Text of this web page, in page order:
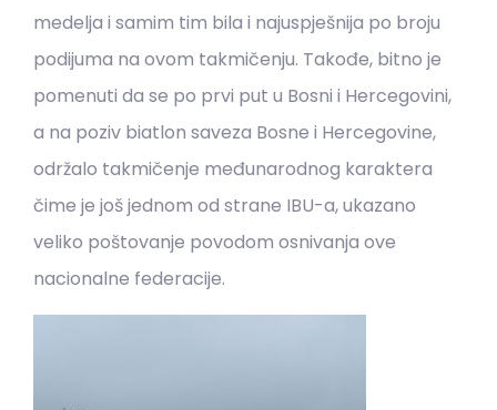
medelja i samim tim bila i najuspješnija po broju
podijuma na ovom takmičenju. Takođe, bitno je
pomenuti da se po prvi put u Bosni i Hercegovini,
a na poziv biatlon saveza Bosne i Hercegovine,
održalo takmičenje međunarodnog karaktera
čime je još jednom od strane IBU-a, ukazano
veliko poštovanje povodom osnivanja ove
nacionalne federacije.